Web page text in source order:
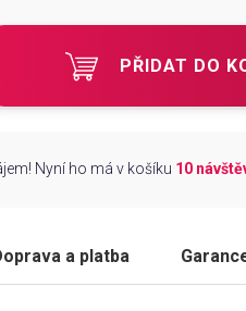
PŘIDAT DO
Nyní ho má v košíku 10
a platba